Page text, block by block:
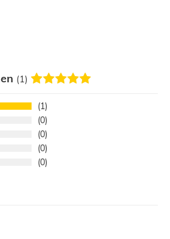
(1)
1
0
0
0
0